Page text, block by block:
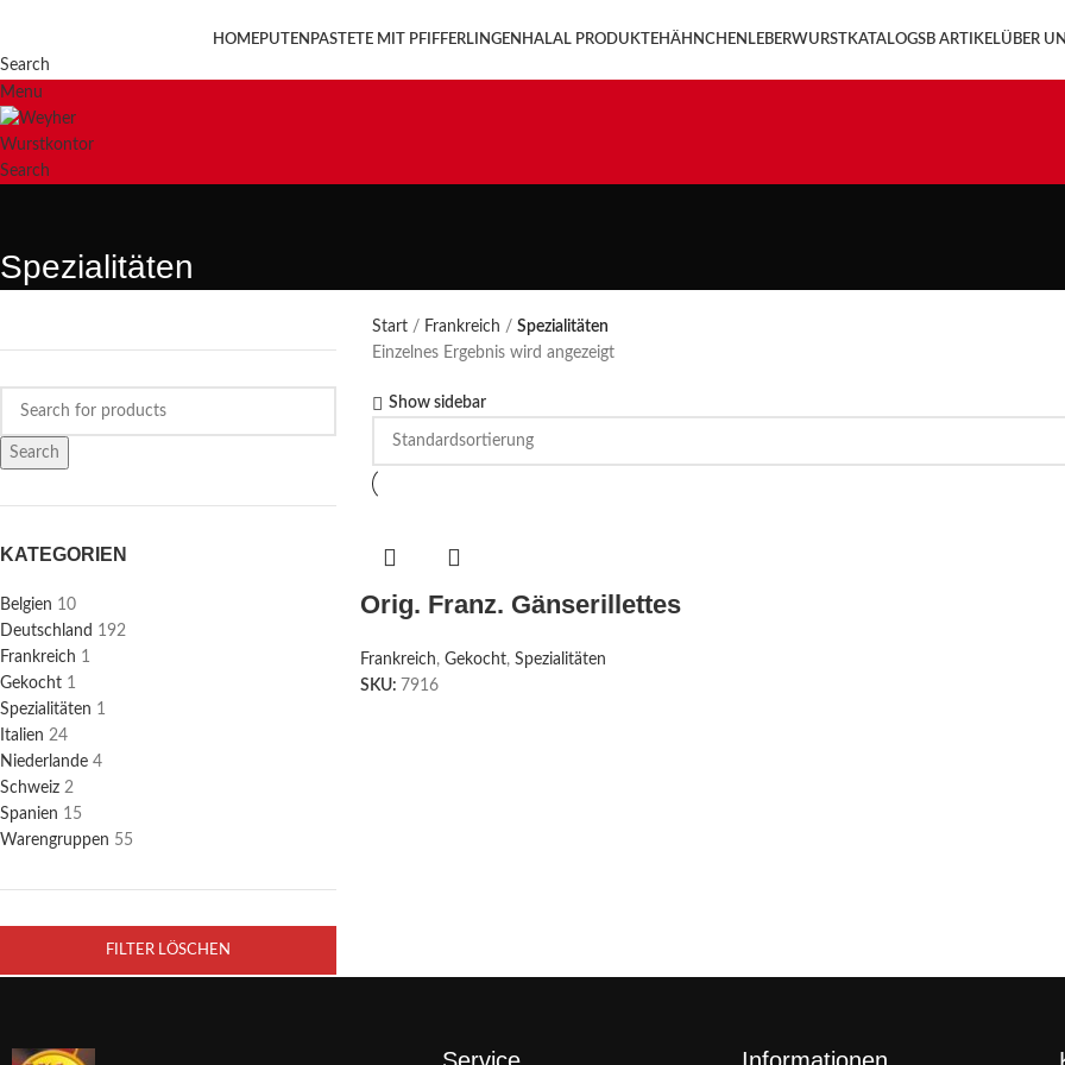
HOMEPUTENPASTETE MIT PFIFFERLINGEN HALAL PRODUKTEHÄHNCHENLEBERWURST KATALOGSB ARTIKELÜBER
Search
Menu
Search
Spezialitäten
Search
KATEGORIEN
Belgien 10
Deutschland 192
Frankreich 1
Gekocht 1
Spezialitäten 1
Italien 24
Niederlande 4
Schweiz 2
Spanien 15
Warengruppen 55
FILTER LÖSCHEN
Start Frankreich
Spezialitäten
Einzelnes Ergebnis wird angezeigt
Show sidebar
Orig. Franz. Gänserillettes
Frankreich, Gekocht, Spezialitäten
SKU: 7916
Service Informationen